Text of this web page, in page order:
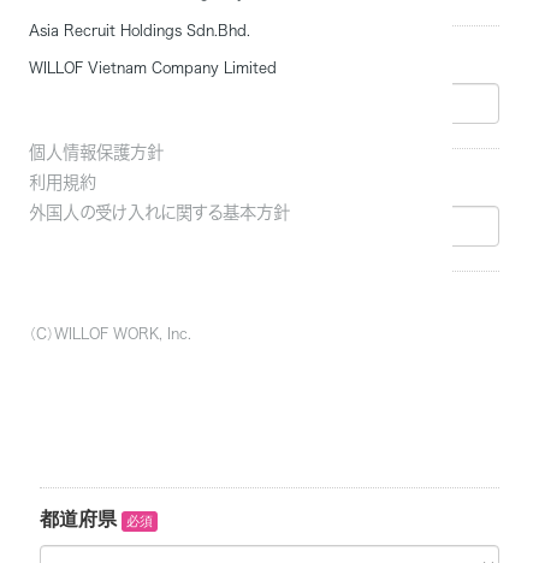
Asia Recruit Holdings Sdn.Bhd.
WILLOF Vietnam Company Limited
個人情報保護方針
利用規約
外国人の受け入れに関する基本方針
（C）WILLOF WORK, Inc.